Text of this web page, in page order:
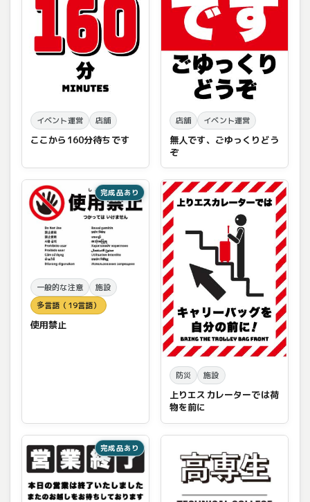
イベント運営 店舗
ここから160分待ちです
店舗 イベント運営
無人です、ごゆっくりどう
ぞ
完成品あり
一般的な注意
施設
多言語（19言語）
使用禁止
防災 施設
上りエスカレーターでは荷
物を前に
完成品あり